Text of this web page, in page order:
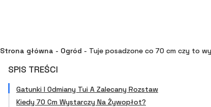
Strona główna - Ogród - Tuje posadzone co 70 cm czy to
SPIS TREŚCI
Gatunki I Odmiany Tui A Zalecany Rozstaw
Kiedy 70 Cm Wystarczy Na Żywopłot?